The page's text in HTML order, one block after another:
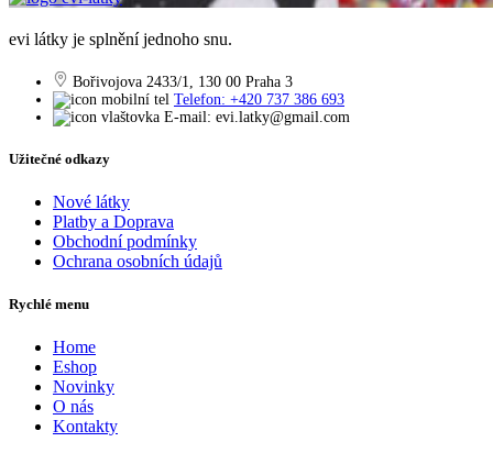
evi látky je splnění jednoho snu.
Bořivojova 2433/1, 130 00 Praha 3
Telefon: +420 737 386 693
E-mail: evi.latky@gmail.com
Užitečné odkazy
Nové látky
Platby a Doprava
Obchodní podmínky
Ochrana osobních údajů
Rychlé menu
Home
Eshop
Novinky
O nás
Kontakty